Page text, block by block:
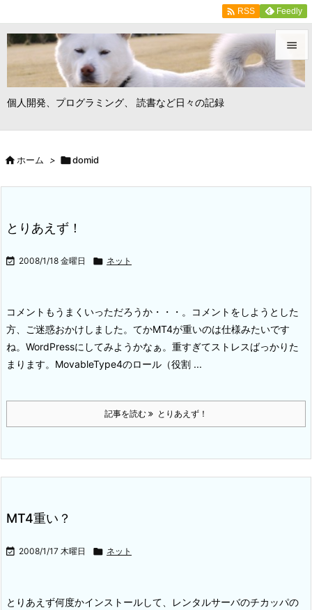
個人開発、プログラミング、 読書など日々の記録


メニュ
 RSS Feedly
ホーム > domid
とりあえず！
 2008/1/18 金曜日  ネット
コメントもうまくいっただろうか・・・。
コメントをしようとした
方、ご迷惑おかけしました。 てかMT4が重いのは仕様みたいです
ね。 WordPressにしてみようかなぁ。 重すぎてストレスばっかりた
まります。 MovableType4のロール（役割 ...
記事を読む とりあえず！
MT4重い？
 2008/1/17 木曜日  ネット
とりあえず何度かインストールして、レンタルサーバのチカッパの